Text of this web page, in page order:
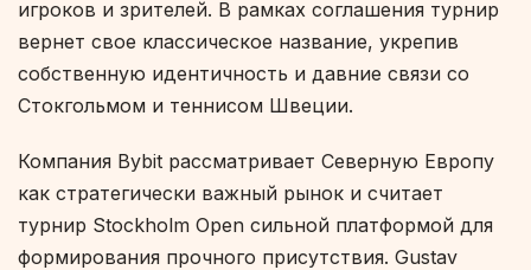
игроков и зрителей. В рамках соглашения турнир
вернет свое классическое название, укрепив
собственную идентичность и давние связи со
Стокгольмом и теннисом Швеции.
Компания Bybit рассматривает Северную Европу
как стратегически важный рынок и считает
турнир Stockholm Open сильной платформой для
формирования прочного присутствия. Gustav